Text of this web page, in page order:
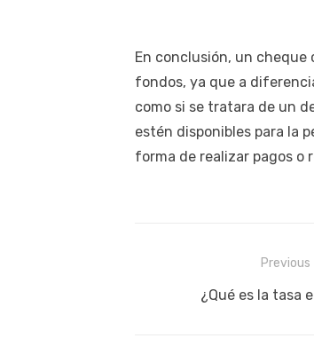
En conclusión, un
fondos, ya que a
como si se tratara de un
estén disponibles para la
forma de realizar pagos
NavegaciónPrevious
Previous
¿Qué es la tasa